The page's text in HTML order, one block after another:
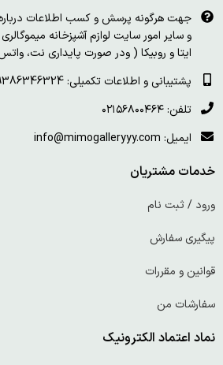
جهت هرگونه پرسش و کسب اطلاعات
و سایر امور سایت لوازم آشپزخانه
ایتا و روبیکا ( ودر صورت پایداری نت،
پشتیبانی و اطلاعات تکمیلی: 09386346324
تلفن: ۰۲۱۵۶۸۰۰۴۶۴
ایمیل: info@mimogalleryyy.com
خدمات مشتریان
ورود / ثبت نام
پیگیری سفارش
قوانین و مقررات
سفارشات من
نماد اعتماد الکترونیک